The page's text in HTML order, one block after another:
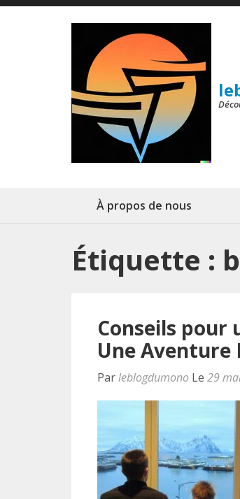
Aller
À propos de nous
Étiquette :
Conseils pour
Une
Parleblogdumono Le 29